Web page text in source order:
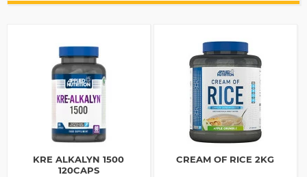
KRE ALKALYN 1500
120CAPS
CREAM OF RICE 2KG